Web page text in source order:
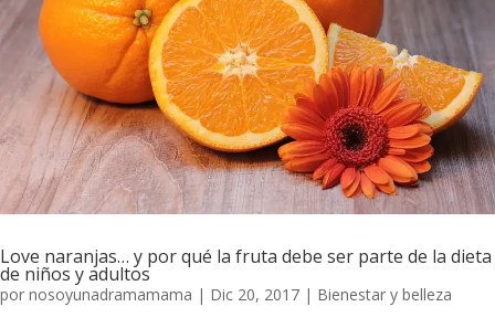
Love naranjas… y por qué la fruta debe ser parte de la dieta
de niños y adultos
por nosoyunadramamama | Dic 20, 2017 | Bienestar y belleza